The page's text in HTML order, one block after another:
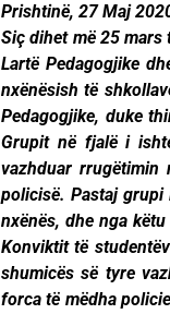
Prishtinë, 27 Maj
Siç dihet më 25
Lartë Pedagogjike
nxënësish të
Pedagogjike, duke
Grupit në fjalë i
vazhduar rrugëtimin
policisë. Pastaj grupi
nxënës, dhe nga
Konviktit të
shumicës së tyre
forca të mëdha